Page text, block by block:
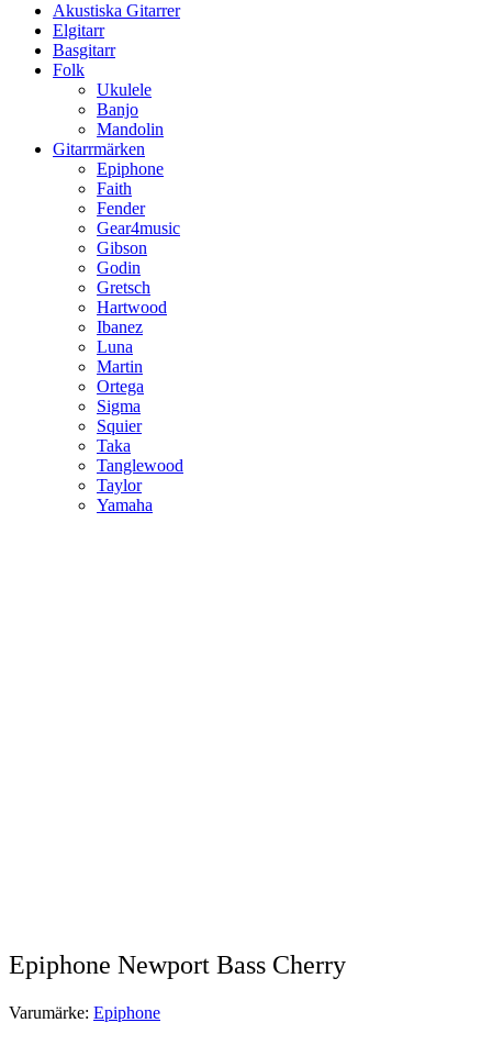
Akustiska Gitarrer
Elgitarr
Basgitarr
Folk
Ukulele
Banjo
Mandolin
Gitarrmärken
Epiphone
Faith
Fender
Gear4music
Gibson
Godin
Gretsch
Hartwood
Ibanez
Luna
Martin
Ortega
Sigma
Squier
Taka
Tanglewood
Taylor
Yamaha
Epiphone Newport Bass Cherry
Varumärke: Epiphone